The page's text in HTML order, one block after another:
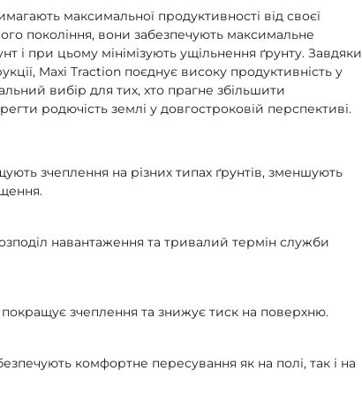
максимальної продуктивності від своєї
покоління, вони забезпечують максимальне
і при цьому мінімізують ущільнення ґрунту. Завдяки
Maxi Traction поєднує високу продуктивність у
вибір для тих, хто прагне збільшити
родючість землі у довгостроковій перспективі.
зчеплення на різних типах ґрунтів, зменшують
навантаження та тривалий термін служби
зчеплення та знижує тиск на поверхню.
комфортне пересування як на полі, так і на